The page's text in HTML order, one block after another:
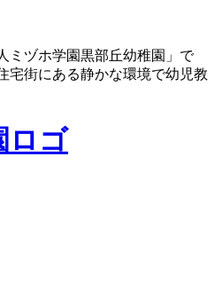
ミヅホ学園黒部丘幼稚園」で
宅街にある静かな環境で幼児教